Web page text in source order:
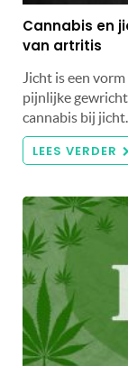
Cannabis en
van artritis
Jicht is een
pijnlijke
cannabis bij jicht.
LEES VERDER